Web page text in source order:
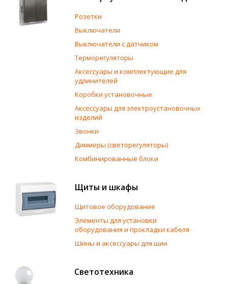
Розетки
Выключатели
Выключатели с датчиком
Терморегуляторы
Аксессуары и комплектующие для
удлинителей
Коробки установочные
Аксессуары для электроустановочных
изделий
Звонки
Диммеры (светорегуляторы)
Комбинированные блоки
Щиты и шкафы
Щитовое оборудование
Элементы для установки
оборудования и прокладки кабеля
Шины и аксессуары для шин
Светотехника